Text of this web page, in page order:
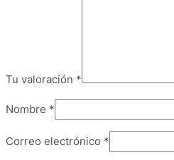
Tu valoración *
Nombre *
Correo electrónico *